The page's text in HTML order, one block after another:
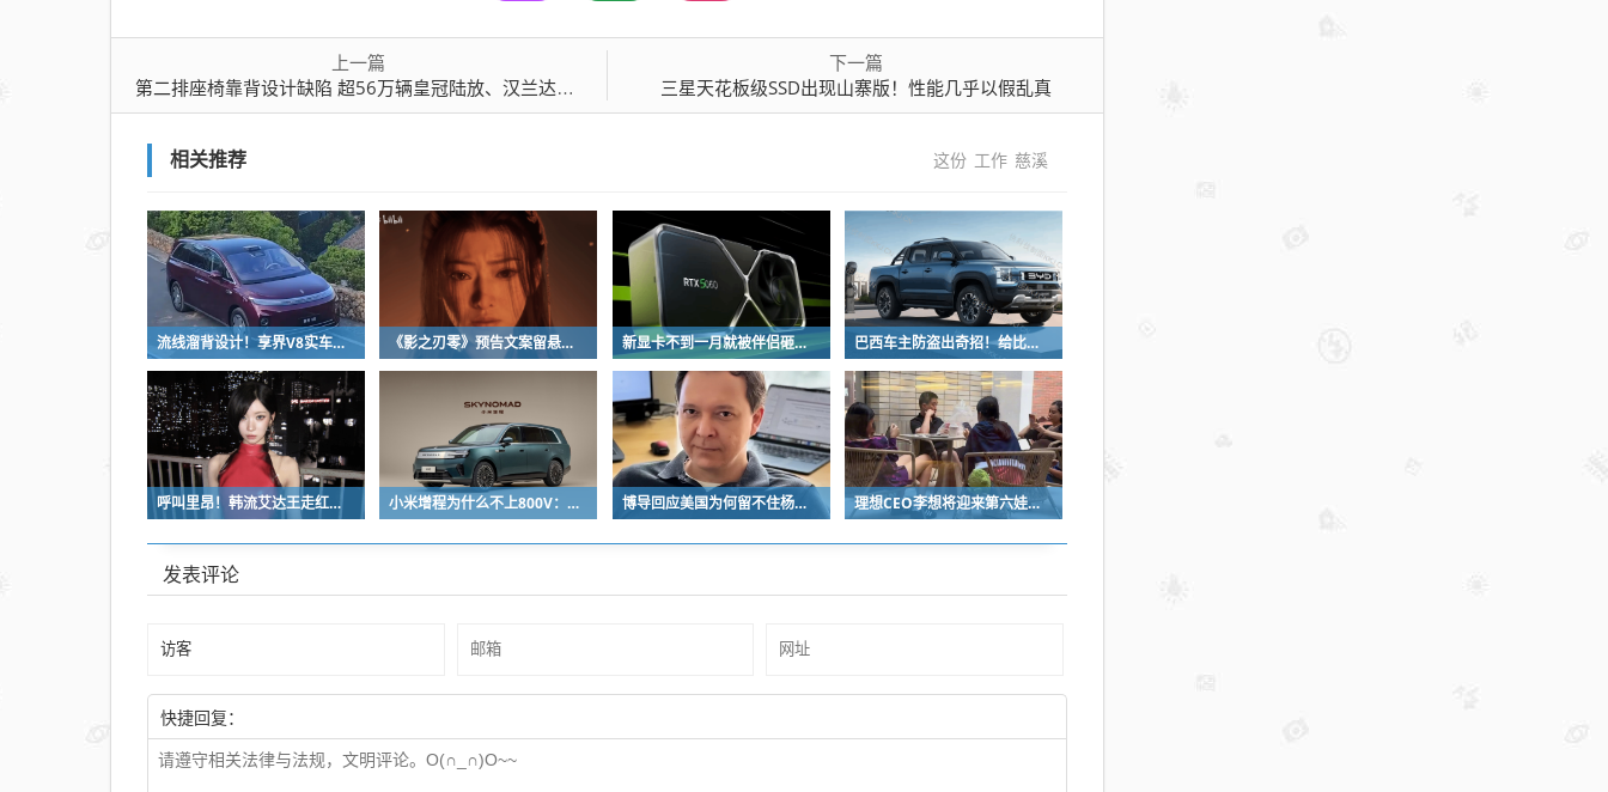
上一篇
第二排座椅靠背设计缺陷 超56万辆皇冠陆放、汉兰达被召回
下一篇
三星天花板级SSD出现山寨版！性能几乎以假乱真
相关推荐 这份 工作 慈溪
流线溜背设计！享界V8实车亮相：增程版最大续航339km 《影之刃零》预告文案留悬念 玩家：要反向跳票 新显卡不到一月就被伴侣砸烂：小哥哀叹如此脆弱 巴西车主防盗出奇招！给比亚迪鲨鱼皮卡零件“打疫苗” 失窃率大降93%
呼叫里昂！韩流艾达王走红：魅感十足 粉丝直接喊妈妈 小米增程为什么不上800V：开发时间和成本考虑 博导回应美国为何留不住杨植麟：他毅然拒绝苹果 选择回国创业 理想CEO李想将迎来第六娃：曾称不担心子女争遗产
发表评论
快捷回复：